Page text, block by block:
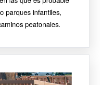
parques infantiles,
peatonales.